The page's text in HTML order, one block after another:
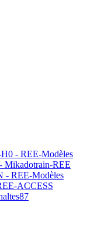
- REE-Modèles
Mikadotrain-REE
- REE-Modèles
ACCESS